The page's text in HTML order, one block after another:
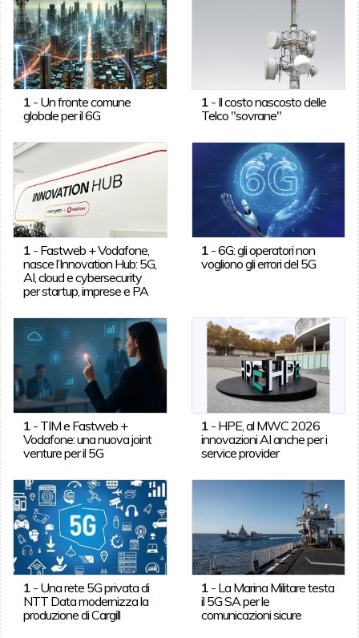
1- Un fronte comune
globale per il 6G
1 - Il costo nascosto delle
Telco "sovrane"
1- Fastweb + Vodafone,
nasce l’Innovation Hub: 5G,
AI, cloud e cybersecurity
per startup, imprese e PA
1 -6G: gli operatori non
vogliono gli errori del 5G
1- TIM e Fastweb +
Vodafone: una nuova joint
venture per il 5G
1 - HPE, al MWC 2026
innovazioni AI anche per i
service provider
1- Una rete 5G privata di
NTT Data modernizza la
produzione di Cargill
1 - La Marina Militare testa
il 5G SA per le
comunicazioni sicure